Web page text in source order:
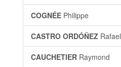
COGNÉE Philippe
CASTRO ORDÓÑEZ Rafael
CAUCHETIER Raymond